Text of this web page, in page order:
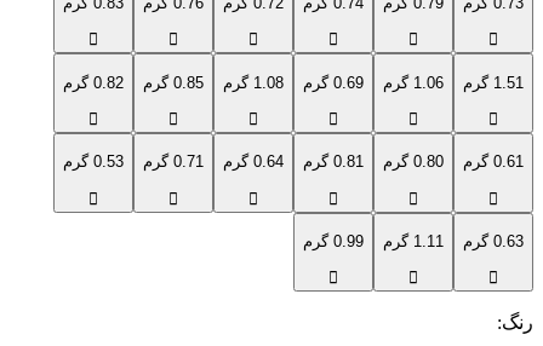
1.51 گرم 1.06 گرم 0.69 گرم 1.08 گرم 0.85 گرم 0.82 گرم
0.61 گرم 0.80 گرم 0.81 گرم 0.64 گرم 0.71 گرم 0.53 گرم
0.63 گرم 1.11 گرم 0.99 گرم
رنگ: